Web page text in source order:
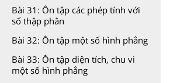
Bài 31: Ôn tập các phép tính với
số thập phân
Bài 32: Ôn tập một số hình phẳng
Bài 33: Ôn tập diện tích, chu vi
một số hình phẳng